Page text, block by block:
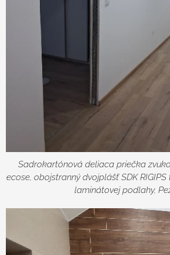
Sadrokartónová deliaca priečka
ecose, obojstranný dvojplášť SDK
laminátovej podlahy,